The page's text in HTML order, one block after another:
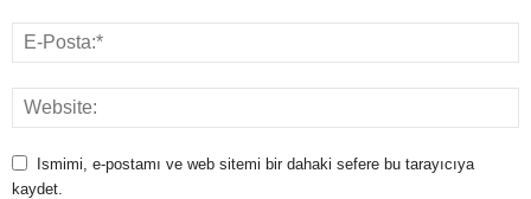
Ismimi, e-postamı ve web sitemi bir dahaki sefere bu tarayıcıya
kaydet.